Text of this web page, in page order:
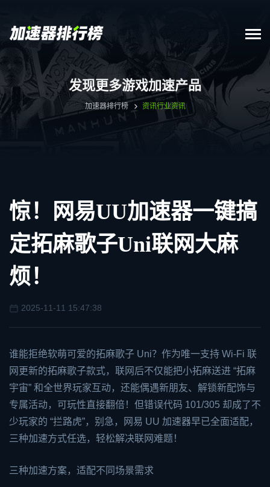
发现更多游戏加速产品
加速器排行榜 资讯行业资讯
惊！网易UU加速器一键搞
定拓麻歌子Uni联网大麻
烦！
2025-11-11 15:47:38
谁能拒绝软萌可爱的拓麻歌子 Uni？作为唯一支持 Wi-Fi 联
网更新的拓麻歌子款式，联网后不仅能把小拓麻送进 “拓麻
宇宙” 和全世界玩家互动，还能偶遇新朋友、解锁新配饰与
专属活动，可玩性直接翻倍！但错误代码 101/305 却成了不
少玩家的 “拦路虎”，别急，网易 UU 加速器早已全面适配，
三种加速方式任选，轻松解决联网难题！
三种加速方案，适配不同场景需求